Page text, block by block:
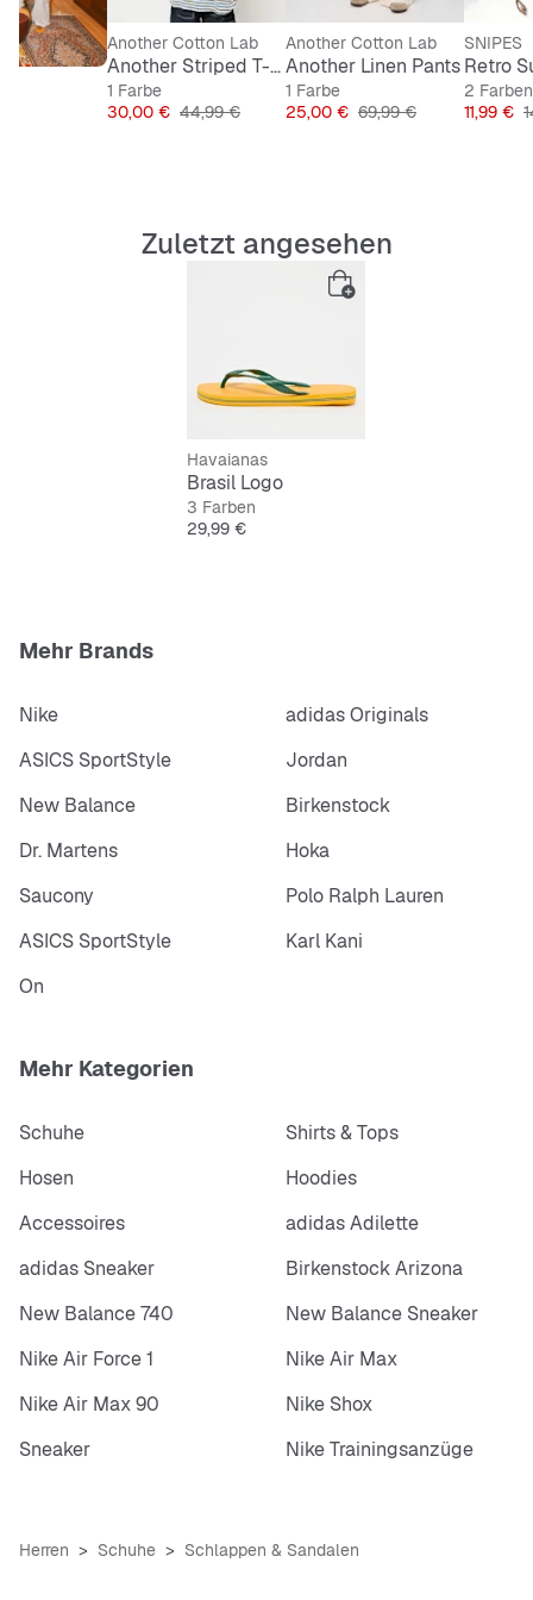
Another Cotton Lab
Another Striped T-Shirt
1 Farbe
Preis
30,00 € Originalpreis
44,99 €
Another Cotton Lab
Another Linen Pants
1 Farbe
Preis
25,00 € Originalpreis
69,99 €
SNIPES
Retro
2 Farben
Preis
11,99 €
Zuletzt angesehen
Havaianas
Brasil Logo
3 Farben
Preis
29,99 €
Mehr Brands
Nike
adidas Originals
ASICS SportStyle
Jordan
New Balance
Birkenstock
Dr. Martens
Hoka
Saucony
Polo Ralph Lauren
ASICS SportStyle
Karl Kani
On
Mehr Kategorien
Schuhe
Shirts & Tops
Hosen
Hoodies
Accessoires
adidas Adilette
adidas Sneaker
Birkenstock Arizona
New Balance 740
New Balance Sneaker
Nike Air Force 1
Nike Air Max
Nike Air Max 90
Nike Shox
Sneaker
Nike Trainingsanzüge
Herren Schuhe Schlappen & Sandalen